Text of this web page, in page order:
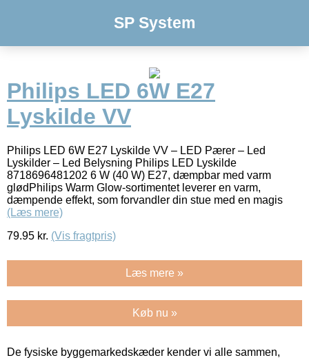
SP System
Philips LED 6W E27
Lyskilde VV
Philips LED 6W E27 Lyskilde VV – LED Pærer – Led
Lyskilder – Led Belysning Philips LED Lyskilde
8718696481202 6 W (40 W) E27, dæmpbar med varm
glødPhilips Warm Glow-sortimentet leverer en varm,
dæmpende effekt, som forvandler din stue med en magis
(Læs mere)
79.95 kr. (Vis fragtpris)
Læs mere »
Køb nu »
De fysiske byggemarkedskæder kender vi alle sammen,